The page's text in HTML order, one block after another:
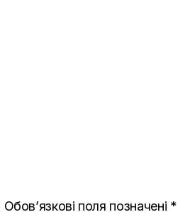
Обов’язкові поля позначені *